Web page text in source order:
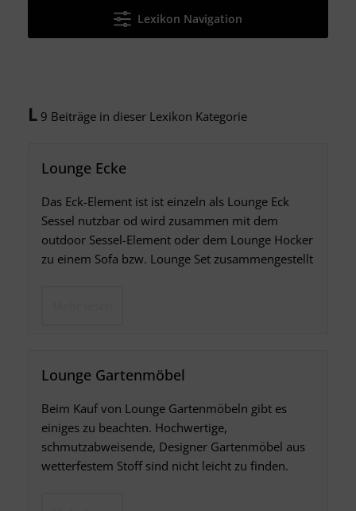
Lexikon Navigation
L 9 Beiträge in dieser Lexikon Kategorie
Lounge Ecke
Das Eck-Element ist ist einzeln als Lounge Eck
Sessel nutzbar od wird zusammen mit dem
outdoor Sessel-Element oder dem Lounge Hocker
zu einem Sofa bzw. Lounge Set zusammengestellt
Lounge Gartenmöbel
Beim Kauf von Lounge Gartenmöbeln gibt es
einiges zu beachten. Hochwertige,
schmutzabweisende, Designer Gartenmöbel aus
wetterfestem Stoff sind nicht leicht zu finden.